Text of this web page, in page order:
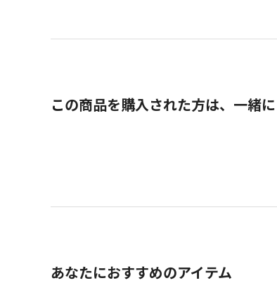
この商品を購入された方は、一緒
あなたにおすすめのアイテム